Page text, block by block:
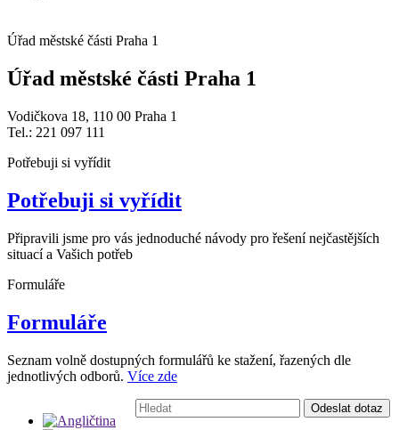
Úřad městské části Praha 1
Úřad městské části Praha 1
Vodičkova 18, 110 00 Praha 1
Tel.: 221 097 111
Potřebuji si vyřídit
Potřebuji si vyřídit
Připravili jsme pro vás jednoduché návody pro řešení nejčastějších
situací a Vašich potřeb
Formuláře
Formuláře
Seznam volně dostupných formulářů ke stažení, řazených dle
jednotlivých odborů. Více zde
Vyhledávání:
Odeslat dotaz